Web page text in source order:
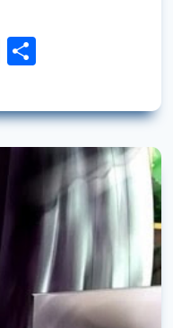
Email